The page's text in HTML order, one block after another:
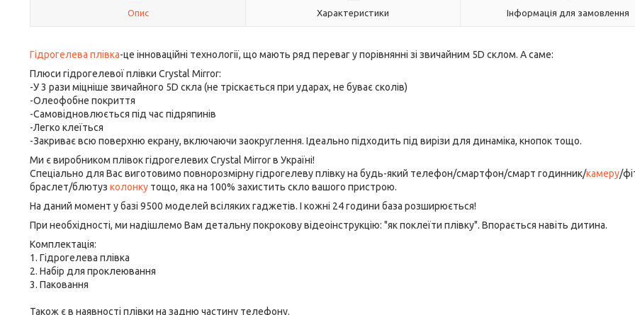
Опис Характеристики Інформація для замовлення
Гідрогелева плівка-це інноваційні технології, що мають ряд переваг у порівнянні зі звичайним 5D склом. А саме:
Плюси гідрогелевої плівки Crystal Mirror:
-У 3 рази міцніше звичайного 5D скла (не тріскається при ударах, не буває сколів)
-Олеофобне покриття
-Самовідновлюється під час підряпинів
-Легко клеїться
-Закриває всю поверхню екрану, включаючи заокруглення. Ідеально підходить під вирізи для динаміка, кнопок тощо.
Ми є виробником плівок гідрогелевих Crystal Mirror в Україні!
Спеціально для Вас виготовимо повнорозмірну гідрогелеву плівку на будь-який телефон/смартфон/смарт годинник/камеру/
браслет/блютуз колонку тощо, яка на 100% захистить скло вашого пристрою.
На даний момент у базі 9500 моделей всіляких гаджетів. І кожні 24 години база розширюється!
При необхідності, ми надішлемо Вам детальну покрокову відеоінструкцію: "як поклеїти плівку". Впорається навіть дитина.
Комплектація:
1. Гідрогелева плівка
2. Набір для проклеювання
3. Паковання
Також є в наявності плівки на задню частину телефону.